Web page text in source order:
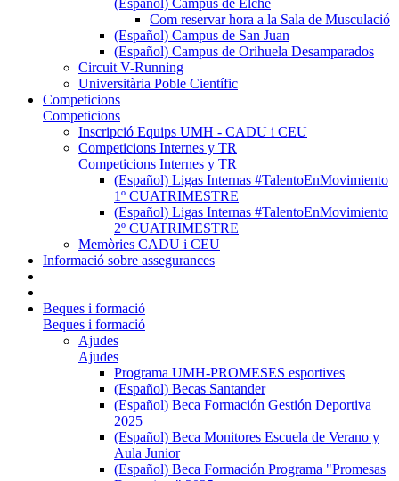
Com reservar hora a la Sala de Musculació
(Español) Campus de San Juan
(Español) Campus de Orihuela Desamparados
Circuit V-Running
Universitària Poble Científic
Competicions
Competicions
Inscripció Equips UMH - CADU i CEU
Competicions Internes y TR
Competicions Internes y TR
(Español) Ligas Internas #TalentoEnMovimiento
1º CUATRIMESTRE
(Español) Ligas Internas #TalentoEnMovimiento
2º CUATRIMESTRE
Memòries CADU i CEU
Informació sobre assegurances
Beques i formació
Beques i formació
Ajudes
Ajudes
Programa UMH-PROMESES esportives
(Español) Becas Santander
(Español) Beca Formación Gestión Deportiva
2025
(Español) Beca Monitores Escuela de Verano y
Aula Junior
(Español) Beca Formación Programa "Promesas